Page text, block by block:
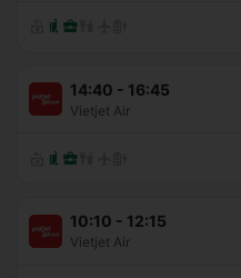
14:40 - 16:45
Vietjet Air
10:10 - 12:15
Vietjet Air